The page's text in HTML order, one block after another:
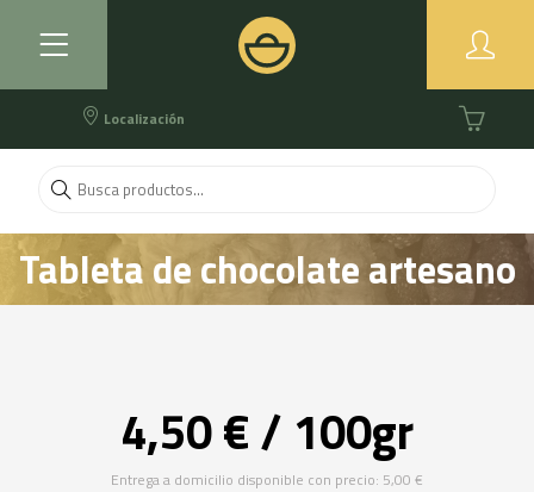
Localización
Tableta de chocolate artesano
4,50 € / 100gr
Entrega a domicilio disponible con precio: 5,00 €